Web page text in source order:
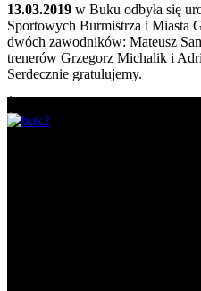
13.03.2019 w Buku odbyła się
Sportowych Burmistrza i Miasta
dwóch zawodników: Mateusz
trenerów Grzegorz Michalik i
Serdecznie gratulujemy.